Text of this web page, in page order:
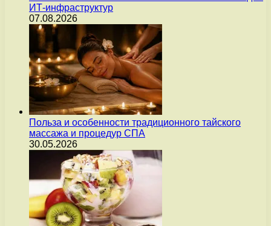
ИТ-инфраструктур
07.08.2026
Польза и особенности традиционного тайского
массажа и процедур СПА
30.05.2026